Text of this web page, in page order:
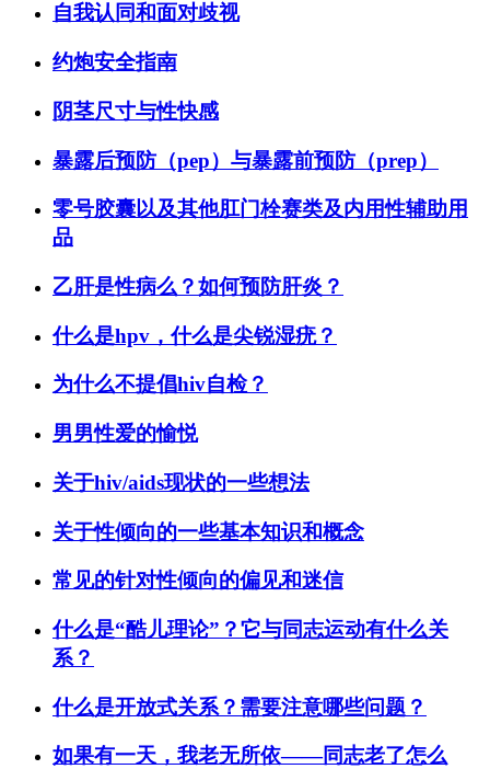
自我认同和面对歧视
约炮安全指南
阴茎尺寸与性快感
暴露后预防（pep）与暴露前预防（prep）
零号胶囊以及其他肛门栓赛类及内用性辅助用
品
乙肝是性病么？如何预防肝炎？
什么是hpv，什么是尖锐湿疣？
为什么不提倡hiv自检？
男男性爱的愉悦
关于hiv/aids现状的一些想法
关于性倾向的一些基本知识和概念
常见的针对性倾向的偏见和迷信
什么是“酷儿理论”？它与同志运动有什么关
系？
什么是开放式关系？需要注意哪些问题？
如果有一天，我老无所依——同志老了怎么